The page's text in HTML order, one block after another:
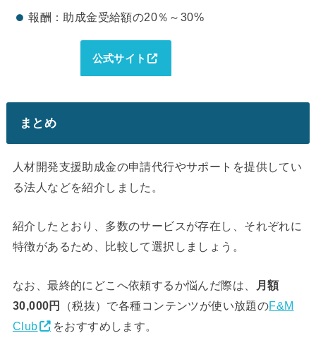
報酬：助成金受給額の20％～30%
公式サイト
まとめ
人材開発支援助成金の申請代行やサポートを提供してい
る法人などを紹介しました。
紹介したとおり、多数のサービスが存在し、それぞれに
特徴があるため、比較して選択しましょう。
なお、最終的にどこへ依頼するか悩んだ際は、
月額
30,000円
（税抜）で各種コンテンツが使い放題のF&M
Club
をおすすめします。